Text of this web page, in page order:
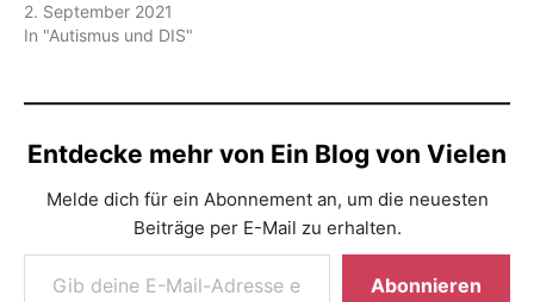
2. September 2021
In "Autismus und DIS"
Entdecke mehr von Ein Blog von Vielen
Melde dich für ein Abonnement an, um die neuesten
Beiträge per E-Mail zu erhalten.
Gib deine E-Mail-Adresse ein ...
Abonnieren